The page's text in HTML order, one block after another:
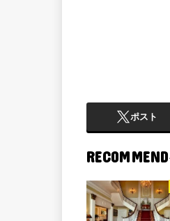
ポスト
RECOMMEND